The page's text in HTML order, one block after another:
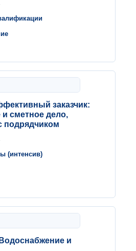
заказчик:
сметное дело,
подрядчиком
(интенсив)
и